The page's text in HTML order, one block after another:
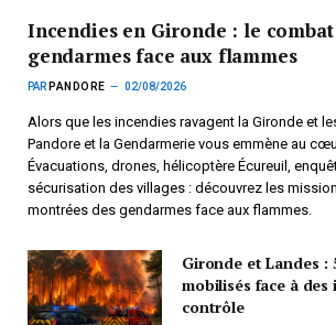
Incendies en Gironde : le combat
gendarmes face aux flammes
PAR PANDORE 02/08/2026
Alors que les incendies ravagent la Gironde et
Pandore et la Gendarmerie vous emmène au
Évacuations, drones, hélicoptère Écureuil,
sécurisation des villages : découvrez les
montrées des gendarmes face aux flammes.
Gironde et Landes :
mobilisés face à
contrôle